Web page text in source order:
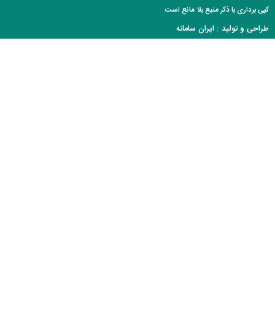
واکنش دفتر رهبری
وقتی سود سالانه گوگل از ارزش بازار سهام ایران بیشتر می‌شود؛ واقعیت
چیست؟
کپی برداری با ذکر منبع بلا مانع است.
طراحی و تولید : ایران سامانه